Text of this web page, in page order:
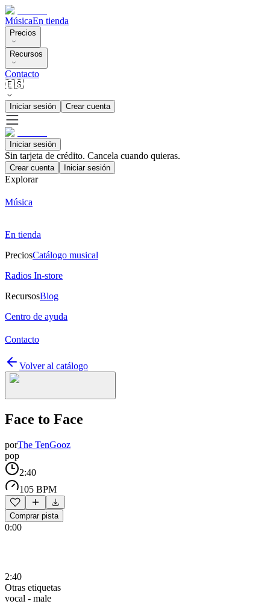
MúsicaEn tienda
Precios
Recursos
Contacto
🇪🇸
Iniciar sesión Crear cuenta
Iniciar sesión
Sin tarjeta de crédito. Cancela cuando quieras.
Crear cuenta Iniciar sesión
Explorar
Música
En tienda
PreciosCatálogo musical
Radios In-store
RecursosBlog
Centro de ayuda
Contacto
Volver al catálogo
Face to Face
porThe TenGooz
pop
2:40
105 BPM
Comprar pista
0:00
2:40
Otras etiquetas
vocal - male